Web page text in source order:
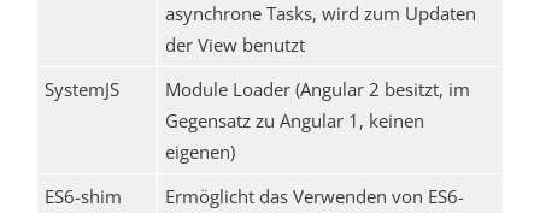
asynchrone Tasks, wird zum Updaten
der View benutzt
SystemJS
Module Loader (Angular 2 besitzt, im
Gegensatz zu Angular 1, keinen
eigenen)
ES6-shim
Ermöglicht das Verwenden von ES6-